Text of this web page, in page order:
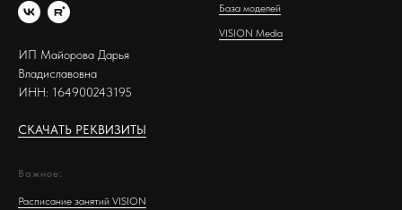
ИП Майорова Дарья
Владиславовна
ИНН: 164900243195
СКАЧАТЬ РЕКВИЗИТЫ
База моделей
VISION Media
Важное:
Расписание занятий VISION